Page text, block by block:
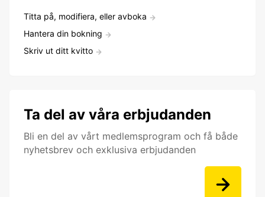
Titta på, modifiera, eller avboka
Hantera din bokning
Skriv ut ditt kvitto
Ta del av våra erbjudanden
Bli en del av vårt medlemsprogram och få både
nyhetsbrev och exklusiva erbjudanden